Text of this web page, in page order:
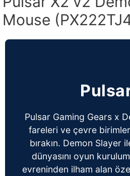
Mouse
Pulsar Gaming Gears x
fareleri ve çevre
bırakın. Demon Slayer
dünyasını oyun
evreninden ilham alan